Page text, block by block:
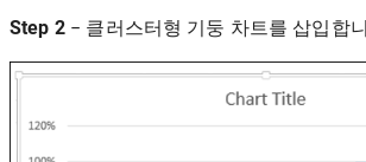
Step 2− 클러스터형 기둥 차트를 삽입합